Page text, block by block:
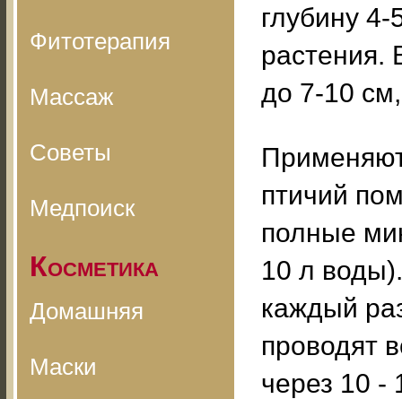
Фитотерапия
Массаж
Советы
Медпоиск
Косметика
Домашняя
Маски
глубину
растения.
до 7-10
птичий
полные
10 л
каждый
проводят
через 10 -